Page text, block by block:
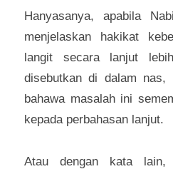
Hanyasanya, apabila
menjelaskan hakikat
langit secara lanjut
disebutkan di dalam nas,
bahawa masalah ini
kepada perbahasan lanjut.
Atau dengan kata lain,